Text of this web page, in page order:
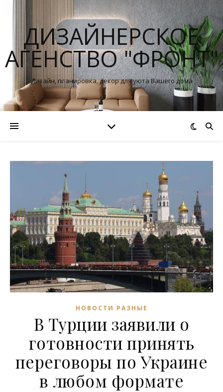
ДИЗАЙНЕРСКОЕ
АГЕНСТВО "ФРОНТ"
Дизайн, планировка, декор для уюта Вашего дома
НОВОСТИ РАЗНЫЕ
В Турции заявили о
готовности принять
переговоры по Украине
в любом формате